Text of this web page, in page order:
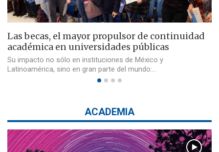
Las becas, el mayor propulsor de continuidad
académica en universidades públicas
Su impacto no sólo en instituciones de México y
Latinoamérica, sino en gran parte del mundo:…
ACADEMIA